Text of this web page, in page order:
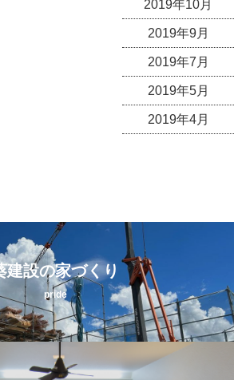
2019年10月
2019年9月
2019年7月
2019年5月
2019年4月
建設の家づくり
pride